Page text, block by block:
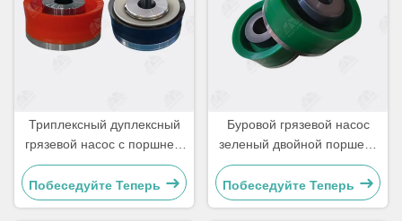
Триплексный дуплексный
грязевой насос с поршнем
Assy для бурения
нефтяных скважин
Побеседуйте Теперь
Буровой грязевой насос
зеленый двойной поршень
Assy
Побеседуйте Теперь